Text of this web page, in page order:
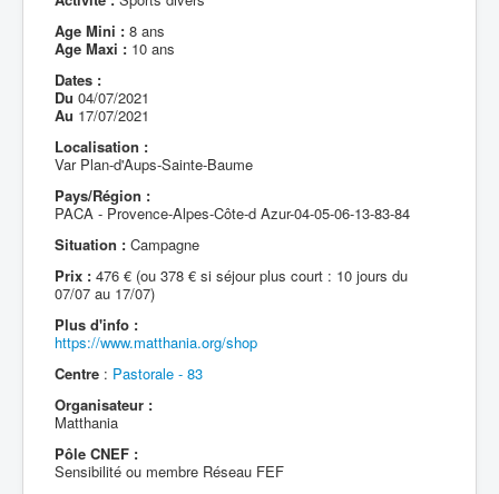
Age Mini : 8 ans
Age Maxi : 10 ans
Dates :
Du 04/07/2021
Au 17/07/2021
Localisation :
Var Plan-d'Aups-Sainte-Baume
Pays/Région :
PACA - Provence-Alpes-Côte-d Azur-04-05-06-13-83-84
Situation : Campagne
Prix : 476 € (ou 378 € si séjour plus court : 10 jours du
07/07 au 17/07)
Plus d'info :
https://www.matthania.org/shop
Centre : Pastorale - 83
Organisateur :
Matthania
Pôle CNEF :
Sensibilité ou membre Réseau FEF